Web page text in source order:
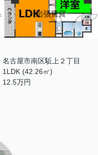
名古屋市南区駈上２丁目
1LDK (42.26㎡)
12.5万円